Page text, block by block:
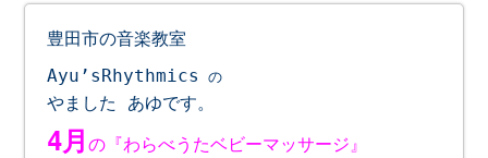
豊田市の音楽教室
Ayu’sRhythmics
の
やました あゆです。
4月の『わらべうたベビーマッサージ』